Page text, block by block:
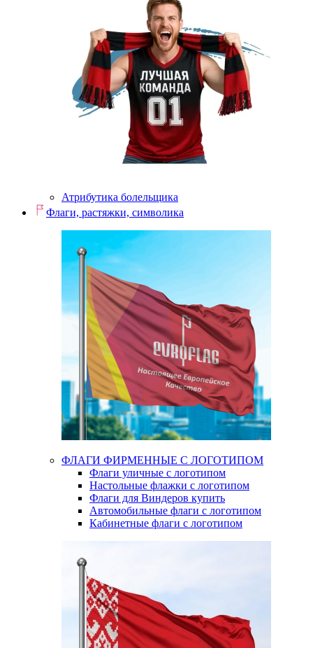
Атрибутика болельщика
Флаги, растяжки, символика
ФЛАГИ ФИРМЕННЫЕ С ЛОГОТИПОМ
Флаги уличные с логотипом
Настольные флажки с логотипом
Флаги для Виндеров купить
Автомобильные флаги с логотипом
Кабинетные флаги с логотипом